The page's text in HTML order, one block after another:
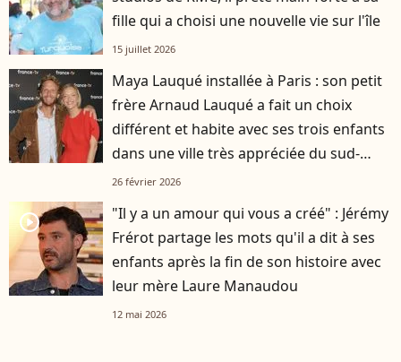
fille qui a choisi une nouvelle vie sur l'île
15 juillet 2026
Maya Lauqué installée à Paris : son petit
frère Arnaud Lauqué a fait un choix
différent et habite avec ses trois enfants
dans une ville très appréciée du sud-
ouest
26 février 2026
player2
"Il y a un amour qui vous a créé" : Jérémy
Frérot partage les mots qu'il a dit à ses
enfants après la fin de son histoire avec
leur mère Laure Manaudou
12 mai 2026